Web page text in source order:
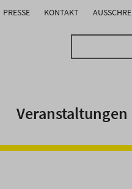
PRESSE KONTAKT
Veranstaltungen